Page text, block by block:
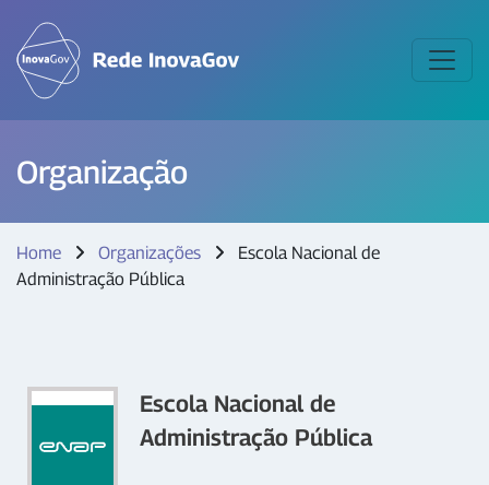
Organização
Home Organizações
Escola Nacional de
Administração Pública
Escola Nacional de
Administração Pública